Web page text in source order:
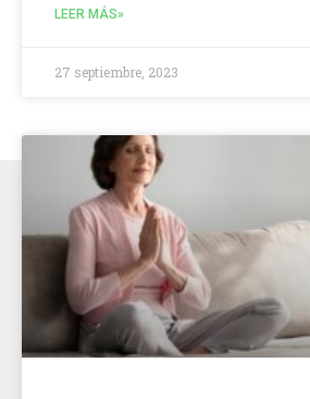
LEER MÁS»
27 septiembre, 2023